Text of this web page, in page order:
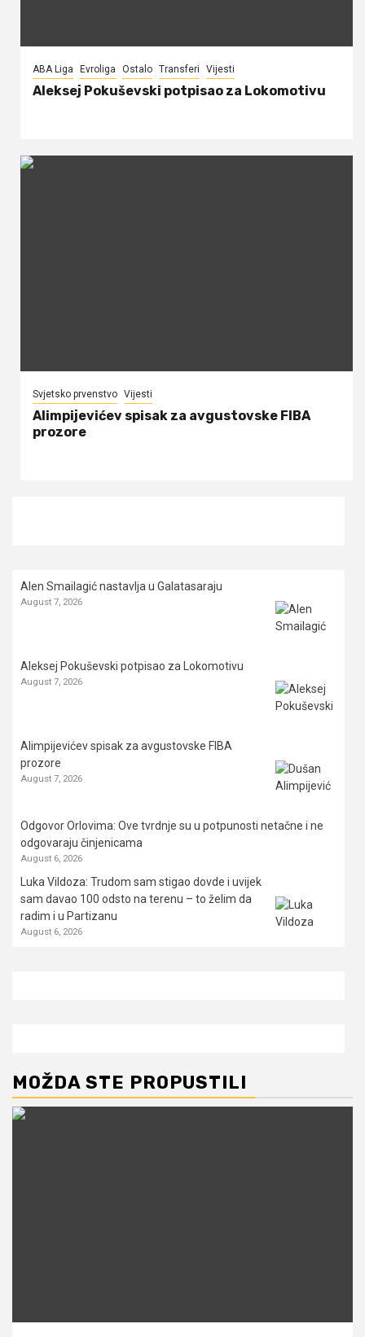
ABA Liga Evroliga Ostalo Transferi Vijesti
Aleksej Pokuševski potpisao za Lokomotivu
Svjetsko prvenstvo Vijesti
Alimpijevićev spisak za avgustovske FIBA
prozore
Alen Smailagić nastavlja u Galatasaraju
August 7, 2026
Aleksej Pokuševski potpisao za Lokomotivu
August 7, 2026
Alimpijevićev spisak za avgustovske FIBA
prozore
August 7, 2026
Odgovor Orlovima: ​Ove tvrdnje su u potpunosti netačne i ne
odgovaraju činjenicama
August 6, 2026
Luka Vildoza: Trudom sam stigao dovde i uvijek
sam davao 100 odsto na terenu – to želim da
radim i u Partizanu
August 6, 2026
MOŽDA STE PROPUSTILI